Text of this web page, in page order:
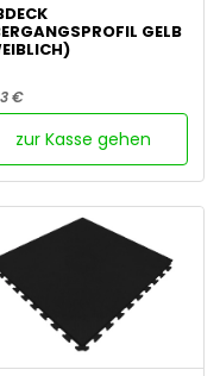
GELB
€
zur Kasse gehen